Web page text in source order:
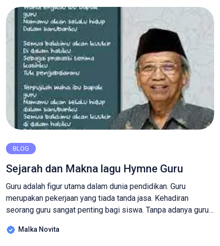
BLOG
Sejarah dan Makna lagu Hymne Guru
Guru adalah figur utama dalam dunia pendidikan. Guru
merupakan pekerjaan yang tiada tanda jasa. Kehadiran
seorang guru sangat penting bagi siswa. Tanpa adanya guru,
hanya mengajarkan ilmu dasar saja, tetapi juga sebagai
Malka Novita